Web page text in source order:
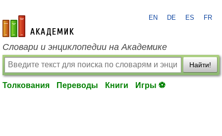
academic.ru
EN DE ES FR
Словари и энциклопедии на Академике
Найти!
Толкования Переводы Книги Игры ⚽